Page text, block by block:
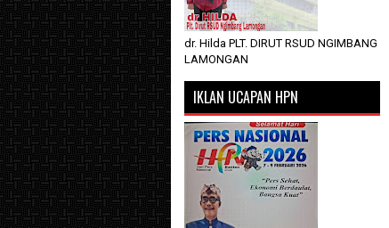
dr. Hilda PLT. DIRUT RSUD NGIMBANG
LAMONGAN
IKLAN UCAPAN HPN